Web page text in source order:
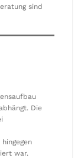
sind
Die
war.